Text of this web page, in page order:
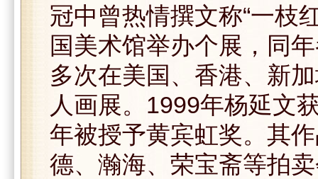
冠中曾热情撰文称“一枝
国美术馆举办个展，同
多次在美国、香港、新
人画展。1999年杨延文
年被授予黄宾虹奖。其
德、瀚海、荣宝斋等拍